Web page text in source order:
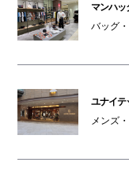
マンハッ
バッグ
ユナイテ
メンズ